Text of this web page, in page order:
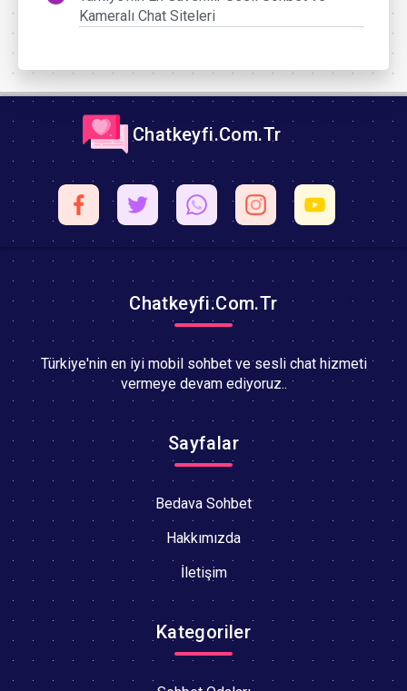
Kameralı Chat Siteleri
Chatkeyfi.Com.Tr
Chatkeyfi.Com.Tr
Türkiye'nin en iyi mobil sohbet ve sesli chat hizmeti
vermeye devam ediyoruz..
Sayfalar
Bedava Sohbet
Hakkımızda
İletişim
Kategoriler